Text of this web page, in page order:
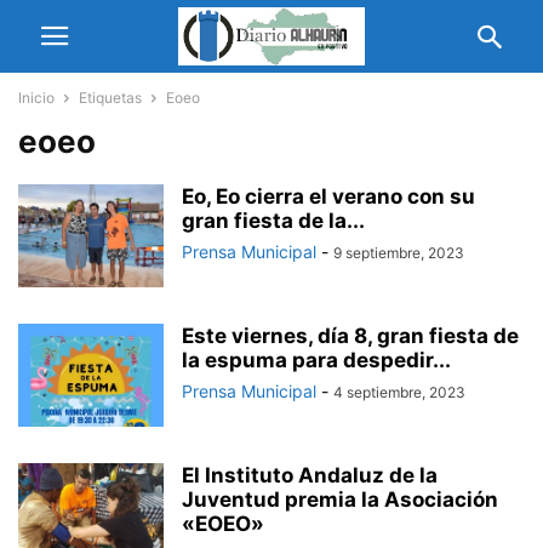
Inicio Etiquetas Eoeo
eoeo
Eo, Eo cierra el verano con su
gran fiesta de la...
Prensa Municipal - 9 septiembre, 2023
Este viernes, día 8, gran fiesta de
la espuma para despedir...
Prensa Municipal - 4 septiembre, 2023
El Instituto Andaluz de la
Juventud premia la Asociación
«EOEO»